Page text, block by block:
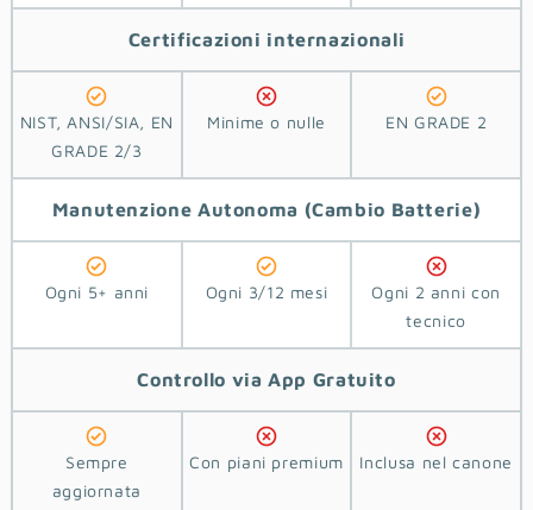
Certificazioni internazionali
NIST, ANSI/SIA, EN
GRADE 2/3
Minime o nulle EN GRADE 2
Manutenzione Autonoma (Cambio Batterie)
Ogni 5+ anni Ogni 3/12 mesi
Ogni 2 anni con
tecnico
Controllo via App Gratuito
Sempre
aggiornata
Con piani premium Inclusa nel canone